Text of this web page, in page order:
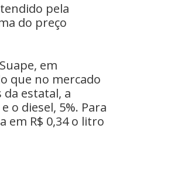
pela
do preço
em
que no mercado
estatal, a
o diesel, 5%. Para
em R$ 0,34 o litro